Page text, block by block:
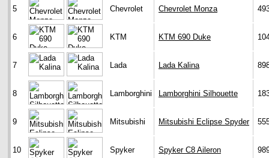
5 Chevrolet Chevrolet Monza
6 KTM KTM 690 Duke
7 Lada Lada Kalina
8 Lamborghini Lamborghini Silhouette
9 Mitsubishi Mitsubishi Eclipse Spyder
10 Spyker Spyker C8 Aileron